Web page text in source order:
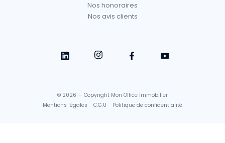
Nos honoraires
Nos avis clients
© 2026 — Copyright Mon Office Immobilier
Mentions légales
C.G.U Politique de confidentialité